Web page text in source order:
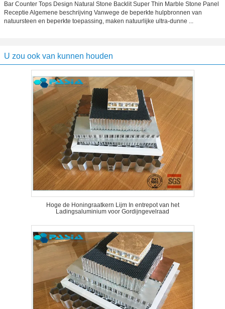
Bar Counter Tops Design Natural Stone Backlit Super Thin Marble Stone Panel
Receptie Algemene beschrijving Vanwege de beperkte hulpbronnen van
natuursteen en beperkte toepassing, maken natuurlijke ultra-dunne ...
U zou ook van kunnen houden
Hoge de Honingraatkern Lijm In entrepot van het
Ladingsaluminium voor Gordijngevelraad